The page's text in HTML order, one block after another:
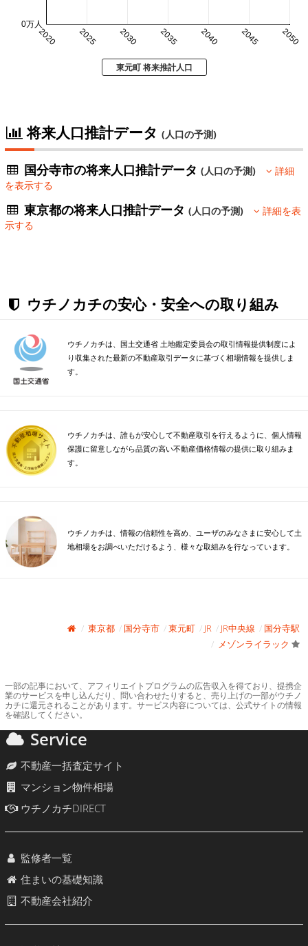
2020 2025 2030 2035 2040 2045 2050
0万人
東元町 将来推計人口
将来人口推計データ (人口の予測)
国分寺市の将来人口推計データ(人口の予測)
詳細
を表示する
東京都の将来人口推計データ(人口の予測)
詳細を表
示する
ウチノカチの安心・安全への取り組み
ウチノカチは、国土交通省 土地鑑定委員会の取引情報提供制度によ
り収集された最新の不動産取引データに基づく相場情報を提供しま
す。
ウチノカチは、誰もが安心して不動産取引を行えるように、個人情報
保護に留意しながら品質の高い不動産価格情報の提供に取り組みま
す。
ウチノカチは、情報の信頼性を高め、ユーザのみなさまに安心して土
地相場をお調べいただけるよう、様々な取組みを行なっています。
東京都 国分寺市 東元町 JR JR中央線
国分寺駅
メゾンライラック
一部の記事において、アフィリエイトプログラムの広告収入を得ており、提携企
業のサービスを申し込んだり、問い合わせたりすると、売り上げの一部がウチノ
カチに還元されることがあります。サービス内容については、公式サイトの情報
を確認してください。
Service
不動産一括査定サイト
マンション物件相場
ウチノカチDIRECT
監修者一覧
住まいの基礎知識
不動産会社紹介